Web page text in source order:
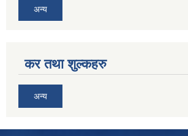
अन्य
कर तथा शुल्कहरु
अन्य